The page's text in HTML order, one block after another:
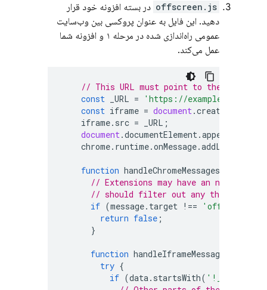
offscreen.js در بسته افزونه خود قرار
دهید. این فایل به عنوان پروکسی بین وب‌سایت
عمومی راه‌اندازی شده در مرحله ۱ و افزونه شما
عمل می‌کند.
// This URL must point to the public
const
_URL =
'https://example.com/
const iframe = document.createElement
iframe. src = _URL ;
document.documentElement.appendChild
chrome. runtime.onMessage.addListener
function handleChromeMessages
// Extensions may have an number of
// should filter out any that are not
if (message. target !== 'offscreen'
return false ;
}
function handleIframeMessage
try {
if (data. startsWith( '!_{'